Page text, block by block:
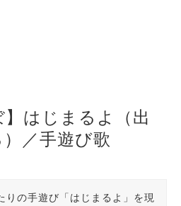
】はじまるよ（出
／手遊び歌
りの手遊び「はじまるよ」を現